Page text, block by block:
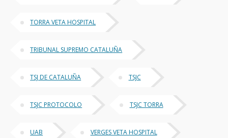
TORRA VETA HOSPITAL
TRIBUNAL SUPREMO CATALUÑA
TSJ DE CATALUÑA TSJC
TSJC PROTOCOLO TSJC TORRA
UAB VERGES VETA HOSPITAL